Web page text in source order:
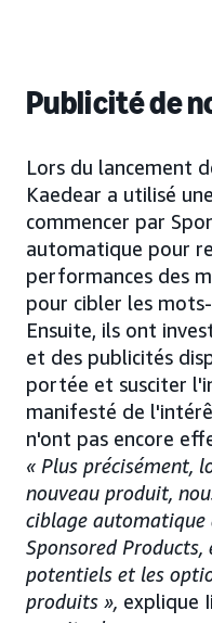
Publicité de
Lors du lancement
Kaedear a utilisé
commencer par
automatique pour
performances des
pour cibler les
Ensuite, ils ont
et des publicités
portée et susciter
manifesté de
n'ont pas encore
« Plus précisément,
nouveau produit,
ciblage automatique
Sponsored
potentiels et les
produits », explique